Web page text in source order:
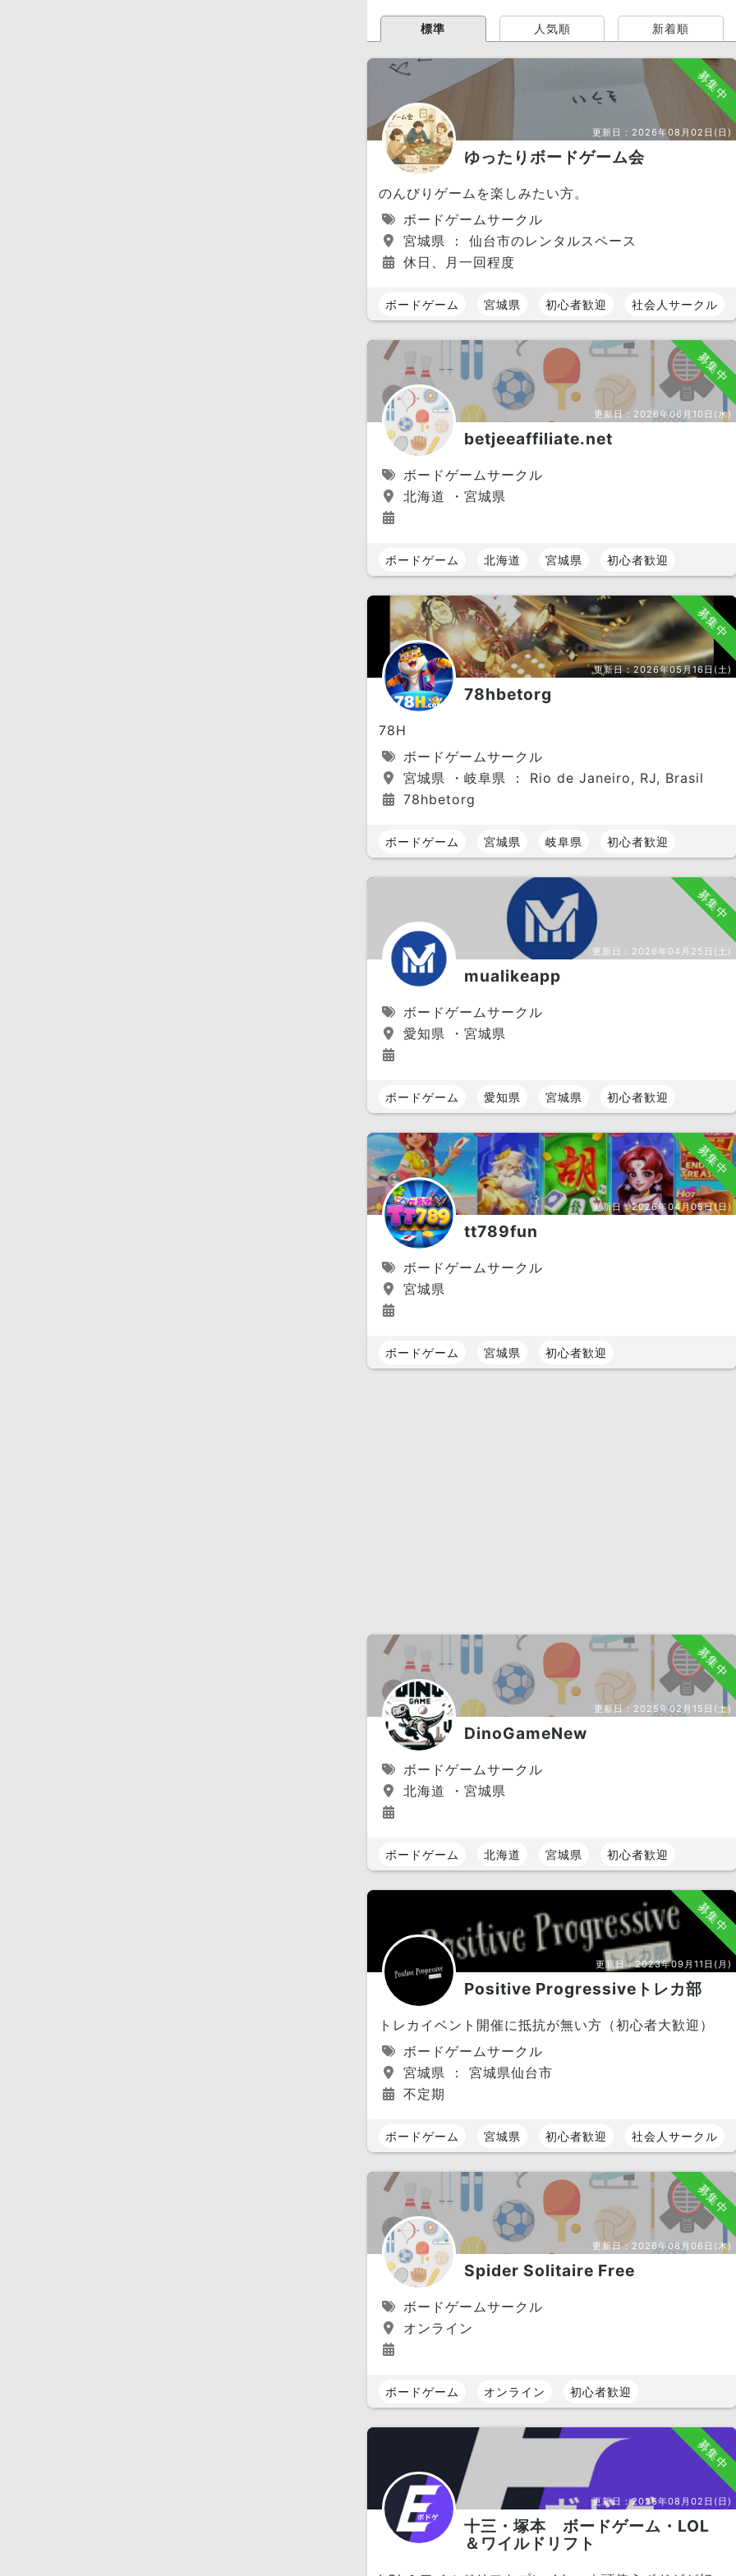
標準 人気順 新着順
募集中
更新日： 2026年08月02日(日)
ゆったりボードゲーム会
のんびりゲームを楽しみたい方。
ボードゲームサークル
宮城県 ： 仙台市のレンタルスペース
休日、月一回程度
ボードゲーム 宮城県 初心者歓迎 社会人サークル
募集中
更新日： 2026年06月10日(水)
betjeeaffiliate.net
ボードゲームサークル
北海道 ・宮城県
ボードゲーム 北海道 宮城県 初心者歓迎
募集中
更新日： 2026年05月16日(土)
78hbetorg
78H
ボードゲームサークル
宮城県 ・岐阜県 ： Rio de Janeiro, RJ, Brasil
78hbetorg
ボードゲーム 宮城県 岐阜県 初心者歓迎
募集中
更新日： 2026年04月25日(土)
mualikeapp
ボードゲームサークル
愛知県 ・宮城県
ボードゲーム 愛知県 宮城県 初心者歓迎
募集中
更新日：2026年04月05日(日)
tt789fun
ボードゲームサークル
宮城県
ボードゲーム 宮城県 初心者歓迎
募集中
更新日： 2025年02月15日(土)
DinoGameNew
ボードゲームサークル
北海道 ・宮城県
ボードゲーム 北海道 宮城県 初心者歓迎
募集中
更新日：2023年09月11日(月)
Positive Progressiveトレカ部
トレカイベント開催に抵抗が無い方（初心者大歓迎）
ボードゲームサークル
宮城県 ： 宮城県仙台市
不定期
ボードゲーム 宮城県 初心者歓迎 社会人サークル
募集中
更新日： 2026年08月06日(木)
Spider Solitaire Free
ボードゲームサークル
オンライン
ボードゲーム オンライン 初心者歓迎
募集中
更新日：2026年08月02日(日)
十三・塚本 ボードゲーム・LOL
＆ワイルドリフト